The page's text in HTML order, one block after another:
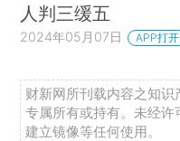
人判三缓五
2024年05月07日 APP打开
财新网所刊载内容之知
专属所有或持有。未经许
建立镜像等任何使用。